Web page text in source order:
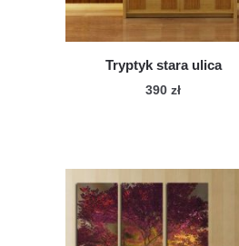
Tryptyk stara ulica
390zł
ma
wiele
wariantów.
Opcje